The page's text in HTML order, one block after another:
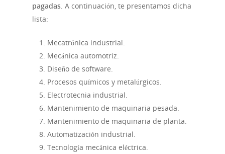
pagadas . A continuación, te presentamos dicha
lista:
Mecatrónica industrial.
Mecánica automotriz.
Diseño de software.
Procesos químicos y metalúrgicos.
Electrotecnia industrial.
Mantenimiento de maquinaria pesada.
Mantenimiento de maquinaria de planta.
Automatización industrial.
Tecnología mecánica eléctrica.